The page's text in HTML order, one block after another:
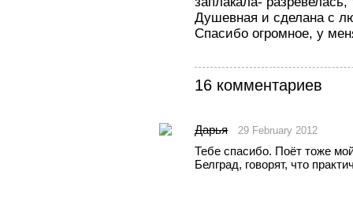
Душевная и сделана с
Спасибо огромное, у
16 комментариев
Дарья 29 February 2012
Тебе спасибо. Поёт тоже
Белград, говорят, что